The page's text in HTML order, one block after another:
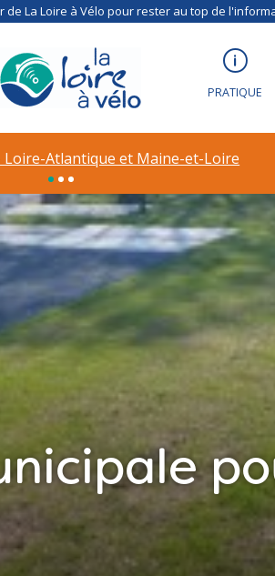
La Loire à Vélo pour rester au top de
PRATIQUE
Atlantique et Maine-et-Loire